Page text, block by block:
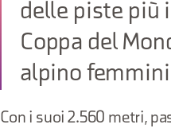
delle piste più
Coppa del
alpino
Con i suoi 2.560 metri,